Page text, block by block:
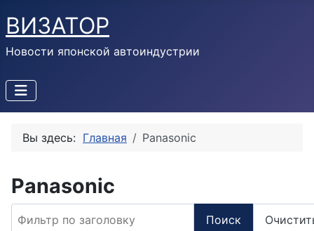
ВИЗАТОР
Новости японской автоиндустрии
Вы здесь: Главная Panasonic
Panasonic
Поиск